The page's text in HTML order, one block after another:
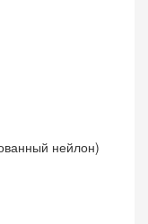
нейлон)